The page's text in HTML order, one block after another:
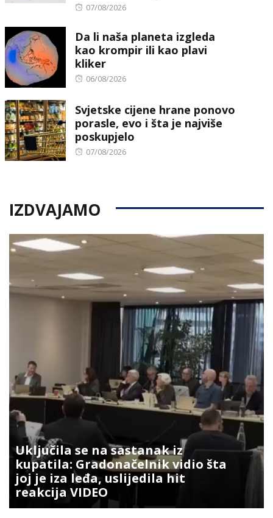
Posted
07/08/2026
Da li naša planeta izgleda
kao krompir ili kao plavi
kliker
Posted
06/08/2026
Svjetske cijene hrane ponovo
porasle, evo i šta je najviše
poskupjelo
Posted
07/08/2026
IZDVAJAMO
Uključila se na sastanak iz
kupatila: Gradonačelnik vidio šta
joj je iza leđa, uslijedila hit
reakcija VIDEO